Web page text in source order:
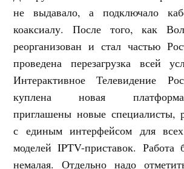
не выдавало, а подключало
коаксиалу. После того, как
реорганизован и стал частью
проведена перезагрузка всей
Интерактивное Телевидение
куплена новая
приглашены новые специалисты,
с единым интерфейсом для
моделей IPTV-приставок. Работа
немалая. Отдельно надо